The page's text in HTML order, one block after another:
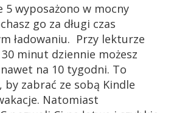
5 wyposażono w mocny
go za długi czas
ładowaniu. Przy lekturze
minut dziennie możesz
na 10 tygodni. To
by zabrać ze sobą Kindle
Natomiast